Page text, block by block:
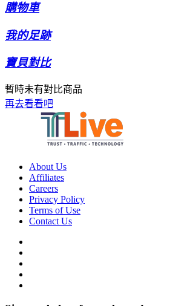
購物車
我的足跡
寶貝對比
暫時未有對比商品
再去看看吧
About Us
Affiliates
Careers
Privacy Policy
Terms of Use
Contact Us